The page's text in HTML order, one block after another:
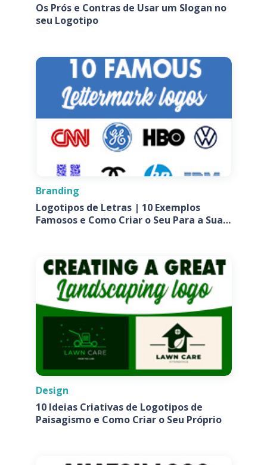
Os Prós e Contras de Usar um Slogan no
seu Logotipo
Branding
Logotipos de Letras | 10 Exemplos
Famosos e Como Criar o Seu Para a Sua
Design
10 Ideias Criativas de Logotipos de
Paisagismo e Como Criar o Seu Próprio